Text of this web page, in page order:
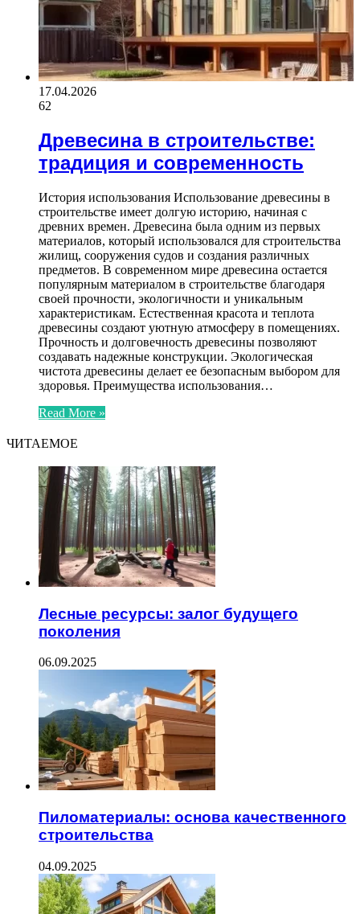
17.04.2026
62
Древесина в строительстве:
традиция и современность
История использования Использование древесины в
строительстве имеет долгую историю, начиная с
древних времен. Древесина была одним из первых
материалов, который использовался для строительства
жилищ, сооружения судов и создания различных
предметов. В современном мире древесина остается
популярным материалом в строительстве благодаря
своей прочности, экологичности и уникальным
характеристикам. Естественная красота и теплота
древесины создают уютную атмосферу в помещениях.
Прочность и долговечность древесины позволяют
создавать надежные конструкции. Экологическая
чистота древесины делает ее безопасным выбором для
здоровья. Преимущества использования…
Read More »
ЧИТАЕМОЕ
Лесные ресурсы: залог будущего
поколения
06.09.2025
Пиломатериалы: основа качественного
строительства
04.09.2025